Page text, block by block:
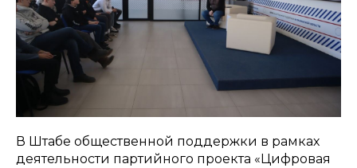
В Штабе общественной поддержки в рамках
деятельности партийного проекта «Цифровая